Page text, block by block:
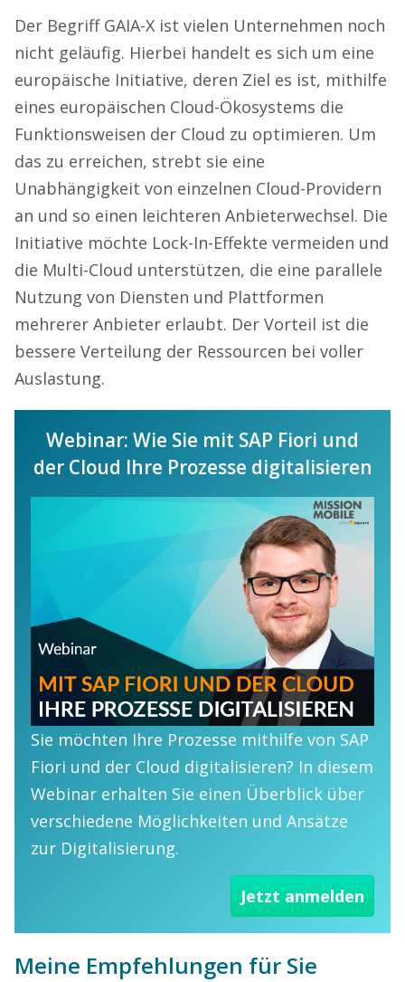
Der Begriff GAIA-X ist vielen Unternehmen noch
nicht geläufig. Hierbei handelt es sich um eine
europäische Initiative, deren Ziel es ist, mithilfe
eines europäischen Cloud-Ökosystems die
Funktionsweisen der Cloud zu optimieren. Um
das zu erreichen, strebt sie eine
Unabhängigkeit von einzelnen Cloud-Providern
an und so einen leichteren Anbieterwechsel. Die
Initiative möchte Lock-In-Effekte vermeiden und
die Multi-Cloud unterstützen, die eine parallele
Nutzung von Diensten und Plattformen
mehrerer Anbieter erlaubt. Der Vorteil ist die
bessere Verteilung der Ressourcen bei voller
Auslastung.
Webinar: Wie Sie mit SAP Fiori und
der Cloud Ihre Prozesse digitalisieren
Sie möchten Ihre Prozesse mithilfe von SAP
Fiori und der Cloud digitalisieren? In diesem
Webinar erhalten Sie einen Überblick über
verschiedene Möglichkeiten und Ansätze
zur Digitalisierung.
Jetzt anmelden
Meine Empfehlungen für Sie